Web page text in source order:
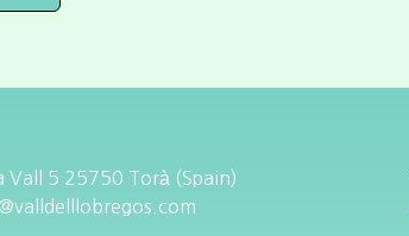
Vall 5 25750 Torà (Spain)